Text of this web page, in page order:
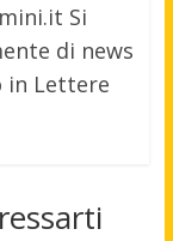
Si
di news
in Lettere